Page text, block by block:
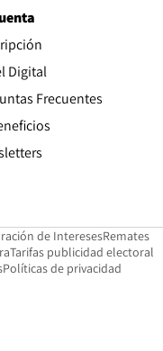
Digital
Frecuentes
in new window
de InteresesOpens in
Remates
Opens in new window
Tarifas publicidad electoral
Políticas de privacidad